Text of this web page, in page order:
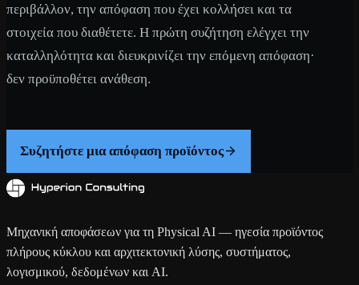
περιβάλλον, την απόφαση που έχει κολλήσει και τα
στοιχεία που διαθέτετε. Η πρώτη συζήτηση ελέγχει την
καταλληλότητα και διευκρινίζει την επόμενη απόφαση·
δεν προϋποθέτει ανάθεση.
Συζητήστε μια απόφαση προϊόντος
Μηχανική αποφάσεων για τη Physical AI — ηγεσία προϊόντος
πλήρους κύκλου και αρχιτεκτονική λύσης, συστήματος,
λογισμικού, δεδομένων και AI.